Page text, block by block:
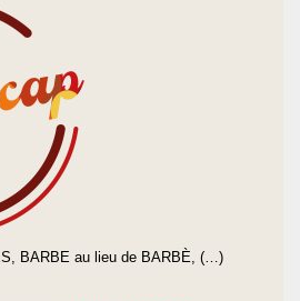
BARBE au lieu de BARBÈ, (…)